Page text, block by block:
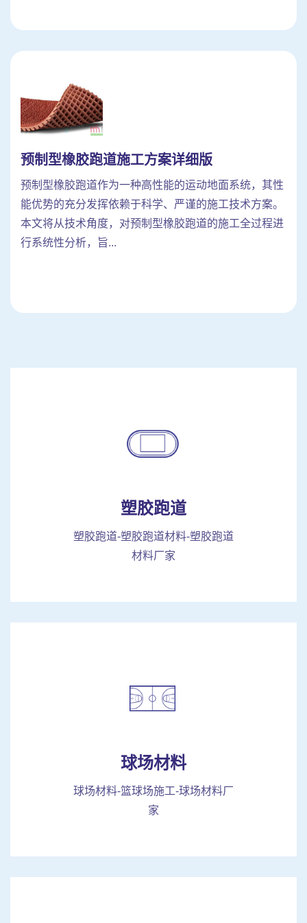
预制型橡胶跑道施工方案详细版
预制型橡胶跑道作为一种高性能的运动地面系统，其性
能优势的充分发挥依赖于科学、严谨的施工技术方案。
本文将从技术角度，对预制型橡胶跑道的施工全过程进
行系统性分析，旨...
塑胶跑道
塑胶跑道-塑胶跑道材料-塑胶跑道
材料厂家
球场材料
球场材料-篮球场施工-球场材料厂
家